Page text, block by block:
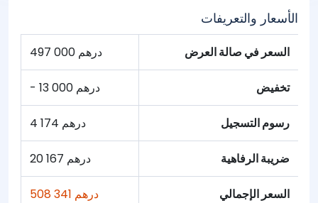
الأسعار والتعريفات
السعر في صالة العرض 497 000 درهم
تخفيض - 13 000 درهم
رسوم التسجيل 4 174 درهم
ضريبة الرفاهية 20 167 درهم
السعر الإجمالي 508 341 درهم